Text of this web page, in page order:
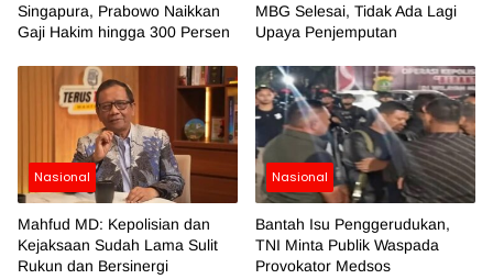
Singapura, Prabowo Naikkan
Gaji Hakim hingga 300 Persen
MBG Selesai, Tidak Ada Lagi
Upaya Penjemputan
Nasional
Mahfud MD: Kepolisian dan
Kejaksaan Sudah Lama Sulit
Rukun dan Bersinergi
Nasional
Bantah Isu Penggerudukan,
TNI Minta Publik Waspada
Provokator Medsos